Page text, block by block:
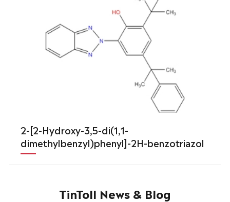
2-[2-Hydroxy-3,5-di(1,1-
dimethylbenzyl)phenyl]-2H-benzotriazol
TinToll News & Blog